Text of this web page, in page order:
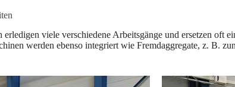
viele verschiedene Arbeitsgänge und ersetzen oft
werden ebenso integriert wie Fremdaggregate, z. B.